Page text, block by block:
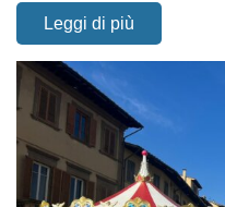
Leggi di più